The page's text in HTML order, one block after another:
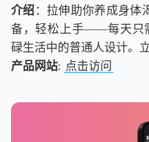
介绍 ：拉伸助你养成身体
备，轻松上手——每天只
碌生活中的普通人设计。
产品网站: 点击访问